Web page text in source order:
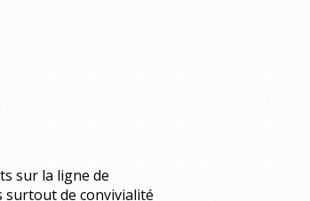
sur la ligne de
surtout de convivialité